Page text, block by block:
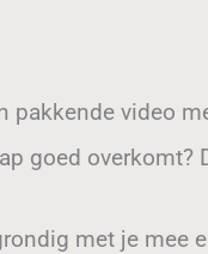
pakkende video
goed overkomt?
met je mee